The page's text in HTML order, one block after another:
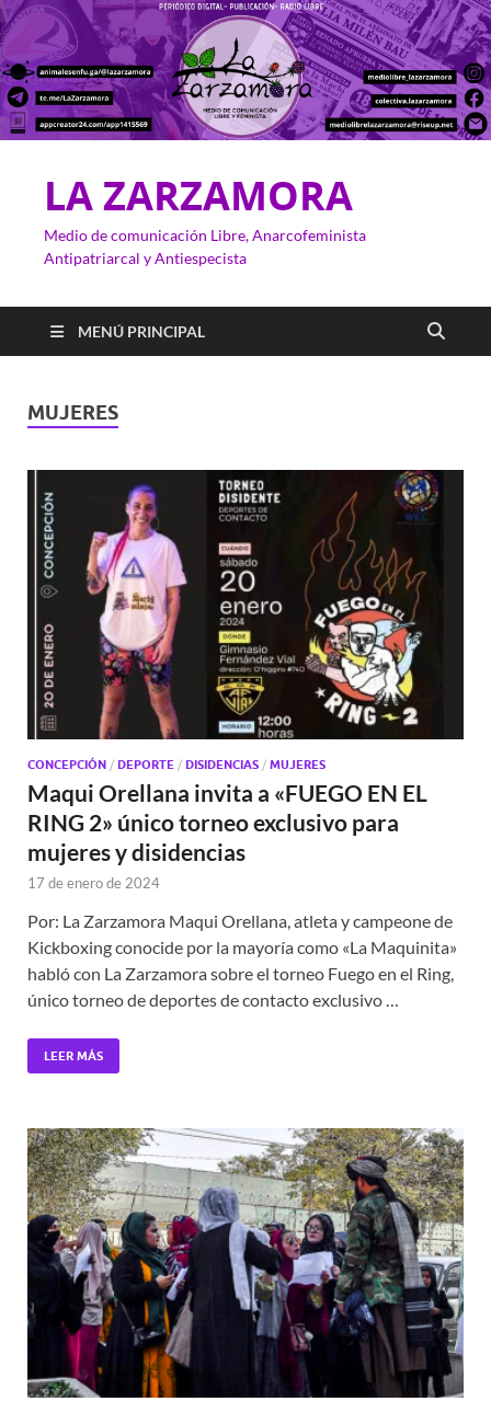
LA ZARZAMORA
Medio de comunicación Libre, Anarcofeminista
Antipatriarcal y Antiespecista
MENÚ PRINCIPAL
MUJERES
CONCEPCIÓN / DEPORTE / DISIDENCIAS / MUJERES
Maqui Orellana invita a «FUEGO EN EL
RING 2» único torneo exclusivo para
mujeres y disidencias
17 de enero de 2024
Por: La Zarzamora Maqui Orellana, atleta y campeone de
Kickboxing conocide por la mayoría como «La Maquinita»
habló con La Zarzamora sobre el torneo Fuego en el Ring,
único torneo de deportes de contacto exclusivo …
LEER MÁS